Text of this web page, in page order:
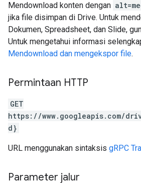
Mendownload konten dengan
jika file disimpan di Drive. Untuk
Dokumen, Spreadsheet, dan Slide,
Untuk mengetahui informasi
Mendownload dan mengekspor file.
Permintaan HTTP
GET
https://www.googleapis.com/
d}
URL menggunakan sintaksis gRPC
Parameter jalur